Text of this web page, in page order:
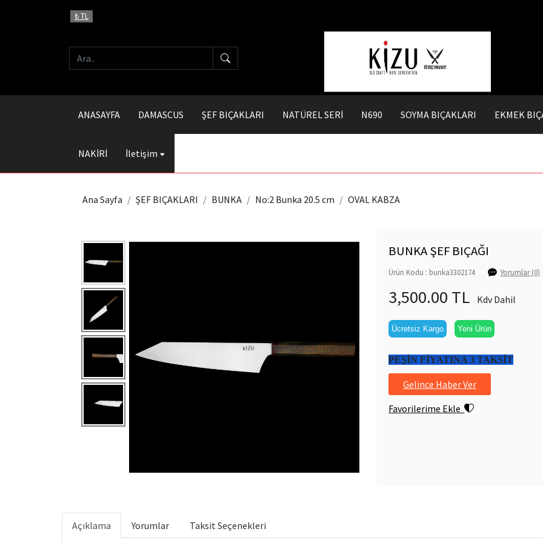
₺ TL
ANASAYFA DAMASCUS ŞEF BIÇAKLARI NATÜREL SERİ N690 SOYMA BIÇAKLARI EKMEK
NAKİRİ İletişim
Ana Sayfa ŞEF BIÇAKLARI BUNKA No:2 Bunka 20.5 cm OVAL KABZA
BUNKA ŞEF BIÇAĞI
Ürün Kodu : bunka3302174 Yorumlar (0)
3,500.00 TL Kdv Dahil
Ücretsiz Kargo Yeni Ürün
PEŞİN FİYATINA 3 TAKSİT
Gelince Haber Ver
Favorilerime Ekle
Açıklama Yorumlar Taksit Seçenekleri